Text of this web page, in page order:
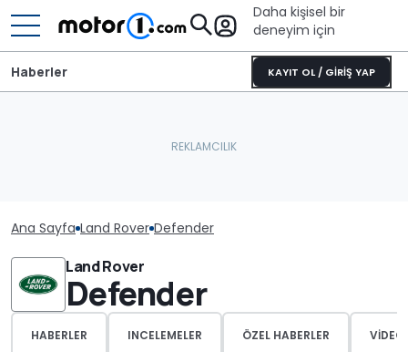
Daha kişisel bir
deneyim için
KAYIT OL / GİRİŞ YAP
Haberler
Ana Sayfa Land Rover Defender
Land Rover
Defender
HABERLER INCELEMELER ÖZEL HABERLER